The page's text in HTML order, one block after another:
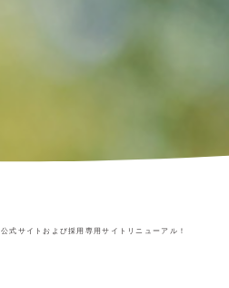
公式サイトおよび採用専用サイトリニューアル！